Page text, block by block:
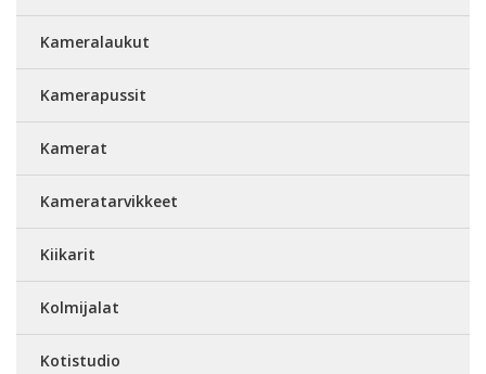
Kameralaukut
Kamerapussit
Kamerat
Kameratarvikkeet
Kiikarit
Kolmijalat
Kotistudio